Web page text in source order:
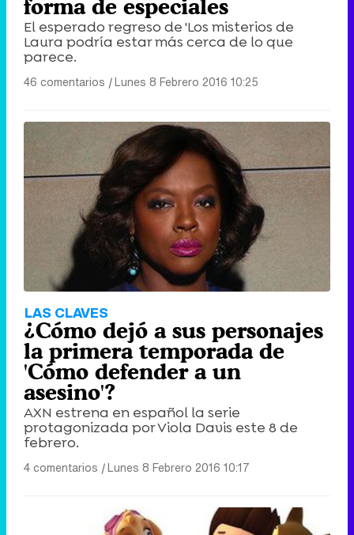
forma de especiales
El esperado regreso de 'Los misterios de
Laura podría estar más cerca de lo que
parece.
46 comentarios |Lunes 8 Febrero 2016 10:25
LAS CLAVES
¿Cómo dejó a sus personajes
la primera temporada de
'Cómo defender a un
asesino'?
AXN estrena en español la serie
protagonizada por Viola Davis este 8 de
febrero.
4 comentarios |Lunes 8 Febrero 2016 10:17